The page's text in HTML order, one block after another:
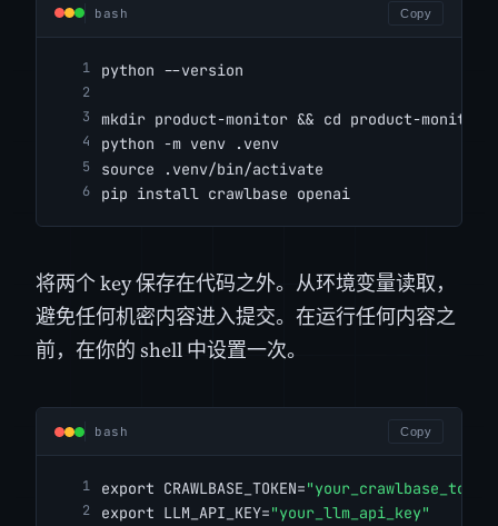
bash Copy
python --version
mkdir product-monitor && cd product-monitor
python -m venv .venv
source .venv/bin/activate
pip install crawlbase openai
将两个 key 保存在代码之外。从环境变量读取，
避免任何机密内容进入提交。在运行任何内容之
前，在你的 shell 中设置一次。
bash Copy
export CRAWLBASE_TOKEN=
export LLM_API_KEY="your_llm_api_key"